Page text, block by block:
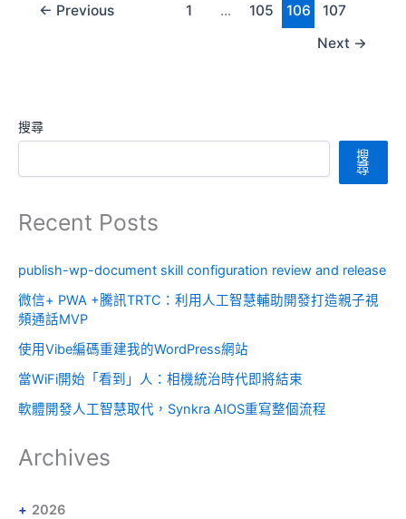
← Previous 1 ... 105 106
107
Next →
搜尋
搜
尋
Recent Posts
publish-wp-document skill configuration review and release
微信+ PWA +騰訊TRTC：利用人工智慧輔助開發打造親子視
頻通話MVP
使用Vibe編碼重建我的WordPress網站
當WiFi開始「看到」人：相機統治時代即將結束
軟體開發人工智慧取代，Synkra AIOS重寫整個流程
Archives
2026